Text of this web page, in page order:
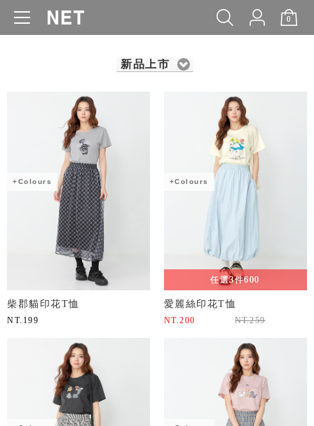
0
WOMEN MEN KIDS BABY
新品上市
+Colours
柴郡貓印花T恤
NT. 199
+Colours
任選3件600
愛麗絲印花T恤
NT.200 NT.259